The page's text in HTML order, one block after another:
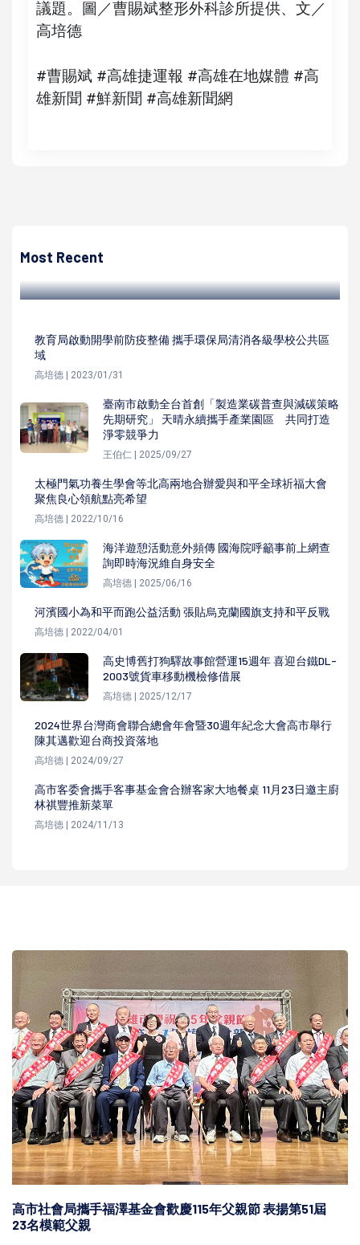
議題。圖／曹賜斌整形外科診所提供、文／
高培德
#曹賜斌 #高雄捷運報 #高雄在地媒體 #高
雄新聞 #鮮新聞 #高雄新聞網
Most Recent
好情誼
教育局啟動開學前防疫整備 攜手環保局清消各級學校公共區
域
高培德 | 2023/01/31
臺南市啟動全台首創「製造業碳普查與減碳策略
先期研究」 天晴永續攜手產業園區 共同打造
淨零競爭力
王伯仁 | 2025/09/27
太極門氣功養生學會等北高兩地合辦愛與和平全球祈福大會
聚焦良心領航點亮希望
高培德 | 2022/10/16
海洋遊憩活動意外頻傳 國海院呼籲事前上網查
詢即時海況維自身安全
高培德 | 2025/06/16
河濱國小為和平而跑公益活動 張貼烏克蘭國旗支持和平反戰
高培德 | 2022/04/01
高史博舊打狗驛故事館營運15週年 喜迎台鐵DL-
2003號貨車移動機檢修借展
高培德 | 2025/12/17
2024世界台灣商會聯合總會年會暨30週年紀念大會高市舉行
陳其邁歡迎台商投資落地
高培德 | 2024/09/27
高市客委會攜手客事基金會合辦客家大地餐桌 11月23日邀主廚
林祺豐推新菜單
高培德 | 2024/11/13
高市社會局攜手福澤基金會歡慶115年父親節 表揚第51屆
23名模範父親